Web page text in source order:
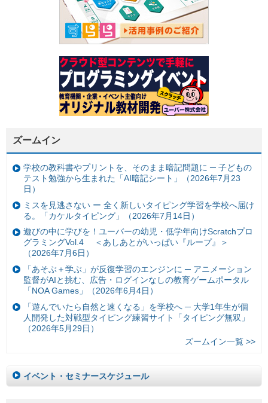
ズームイン
学校の教科書やプリントを、そのまま暗記問題に ─ 子どもの
テスト勉強から生まれた「AI暗記シート」（2026年7月23
日）
ミスを見逃さない ー 全く新しいタイピング学習を学校へ届け
る。「カケルタイピング」（2026年7月14日）
遊びの中に学びを！ユーバーの幼児・低学年向けScratchプロ
グラミングVol.4 ＜あしあとがいっぱい『ループ』＞
（2026年7月6日）
「あそぶ＋学ぶ」が反復学習のエンジンに ─ アニメーション
監督がAIと挑む、広告・ログインなしの教育ゲームポータル
「NOA Games」（2026年6月4日）
「遊んでいたら自然と速くなる」を学校へ ─ 大学1年生が個
人開発した対戦型タイピング練習サイト「タイピング無双」
（2026年5月29日）
ズームイン一覧 >>
イベント・セミナースケジュール